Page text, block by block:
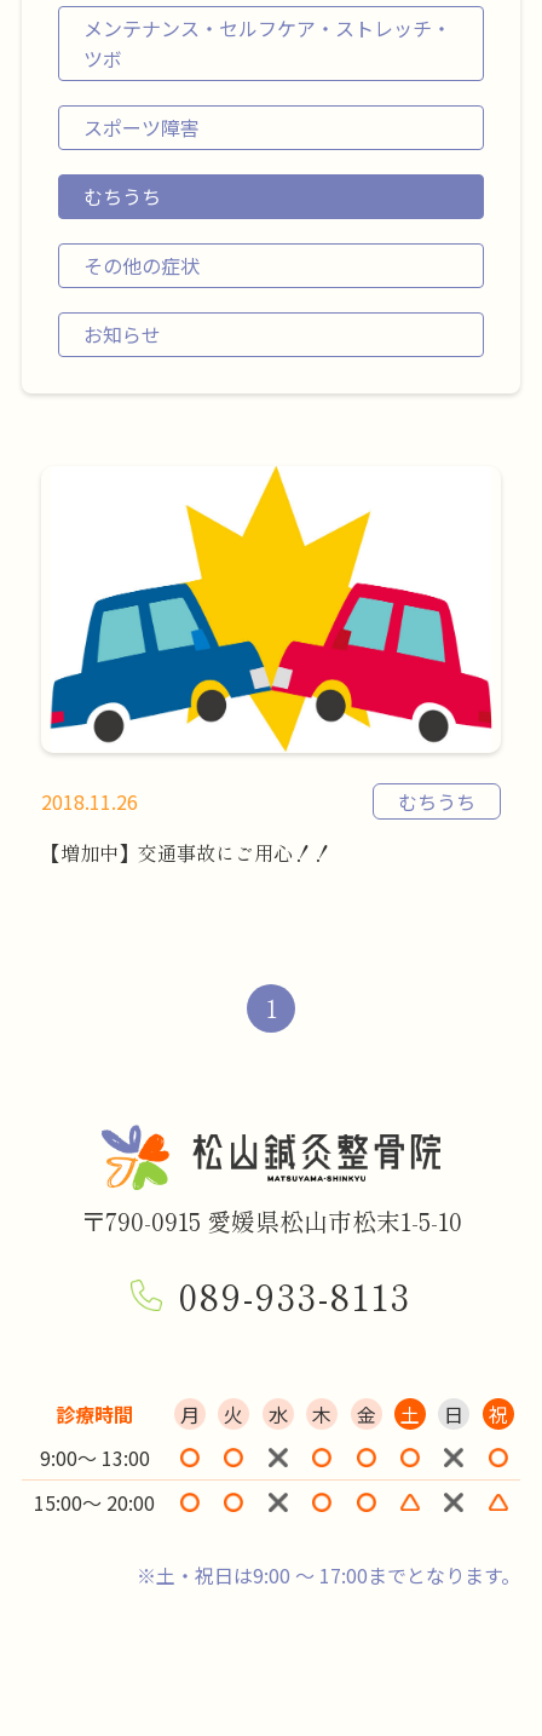
メンテナンス・セルフケア・ストレッチ・
ツボ
スポーツ障害
むちうち
その他の症状
お知らせ
2018.11.26
むちうち
【増加中】交通事故にご用心！！
1
〒790-0915 愛媛県松山市松末1-5-10
089-933-8113
診療時間 月 火 水 木 金 土 日
祝
9:00～ 13:00
15:00～ 20:00
※土・祝日は9:00 ～ 17:00までとなります。